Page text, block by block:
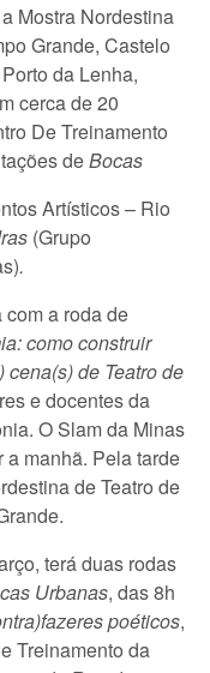
Mostra Nordestina
Grande, Castelo
da Lenha,
cerca de 20
De Treinamento
deBocas
Artísticos – Rio
(Grupo
.
a roda de
como construir
de Teatro de
e docentes da
O Slam da Minas
a manhã. Pela tarde
de Teatro de
terá duas rodas
Urbanas, das 8h
poéticos,
Treinamento da